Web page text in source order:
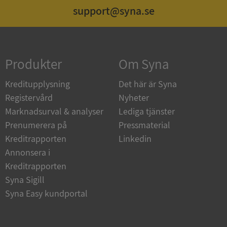
support@syna.se
Produkter
Kreditupplysning
Registervård
Marknadsurval & analyser
Prenumerera på
Kreditrapporten
Annonsera i
Kreditrapporten
Syna Sigill
Syna Easy kundportal
Om Syna
Det här är Syna
Nyheter
Lediga tjänster
Pressmaterial
Linkedin
Strikt nödvändiga kakor tillåter
kärnwebbplatsfunktioner som användarinloggning
och kontohantering. Webbplatsen kan inte
användas ordentligt utan strikt nödvändiga cookies.
Namn
Leverantör
Domän
Microsoft
Corporation